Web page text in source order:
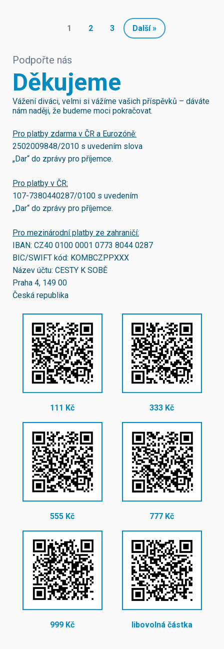
1 2 3 Další »
Podpořte nás
Děkujeme
Vážení diváci, velmi si vážíme vašich příspěvků – dáváte
nám naději, že budeme moci pokračovat.
Pro platby zdarma v ČR a Eurozóně:
2502009848/2010 s uvedením slova
„Dar“ do zprávy pro příjemce.
Pro platby v ČR:
107-7380440287/0100 s uvedením
„Dar“ do zprávy pro příjemce.
Pro mezinárodní platby ze zahraničí:
IBAN: CZ40 0100 0001 0773 8044 0287
BIC/SWIFT kód: KOMBCZPPXXX
Název účtu: CESTY K SOBĚ
Praha 4, 149 00
Česká republika
111 Kč 333 Kč
555 Kč 777 Kč
999 Kč libovolná částka